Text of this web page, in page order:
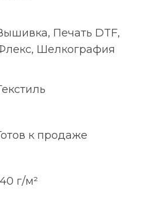
Печать DTF,
Шелкография
к продаже
г/м²